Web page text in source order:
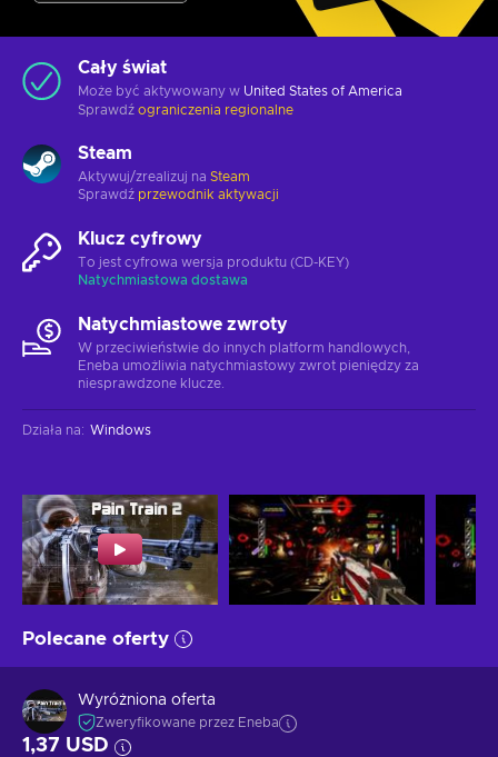
Cały świat
Może być aktywowany w United States of America
Sprawdź ograniczenia regionalne
Steam
Aktywuj/zrealizuj na Steam
Sprawdź przewodnik aktywacji
Klucz cyfrowy
To jest cyfrowa wersja produktu (CD-KEY)
Natychmiastowa dostawa
Natychmiastowe zwroty
W przeciwieństwie do innych platform handlowych,
Eneba umożliwia natychmiastowy zwrot pieniędzy za
niesprawdzone klucze.
Działa na: Windows
Polecane oferty
Wyróżniona oferta
Zweryfikowane przez Eneba
1,37 USD